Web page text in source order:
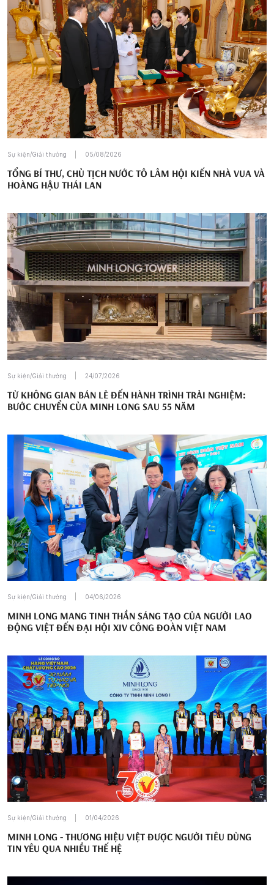
Sự kiện/Giải thưởng 05/08/2026
TỔNG BÍ THƯ, CHỦ TỊCH NƯỚC TÔ LÂM HỘI KIẾN NHÀ VUA VÀ
HOÀNG HẬU THÁI LAN
Sự kiện/Giải thưởng 24/07/2026
TỪ KHÔNG GIAN BÁN LẺ ĐẾN HÀNH TRÌNH TRẢI NGHIỆM:
BƯỚC CHUYỂN CỦA MINH LONG SAU 55 NĂM
Sự kiện/Giải thưởng 04/06/2026
MINH LONG MANG TINH THẦN SÁNG TẠO CỦA NGƯỜI LAO
ĐỘNG VIỆT ĐẾN ĐẠI HỘI XIV CÔNG ĐOÀN VIỆT NAM
Sự kiện/Giải thưởng 01/04/2026
MINH LONG - THƯƠNG HIỆU VIỆT ĐƯỢC NGƯỜI TIÊU DÙNG
TIN YÊU QUA NHIỀU THẾ HỆ